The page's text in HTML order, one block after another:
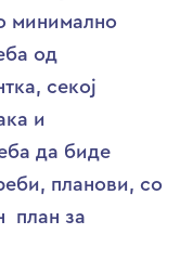
минимално
од
секој
и
да биде
планови, со
план за